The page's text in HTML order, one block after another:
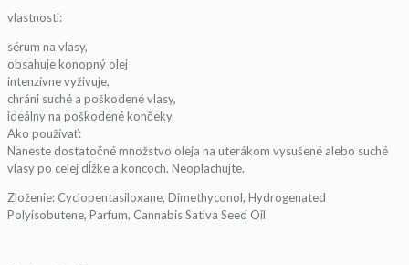
vlastnosti:
sérum na vlasy,
obsahuje konopný olej
intenzívne vyživuje,
chráni suché a poškodené vlasy,
ideálny na poškodené končeky.
Ako používať:
Naneste dostatočné množstvo oleja na uterákom vysušené alebo suché
vlasy po celej dĺžke a koncoch. Neoplachujte.
Zloženie: Cyclopentasiloxane, Dimethyconol, Hydrogenated
Polyisobutene, Parfum, Cannabis Sativa Seed Oil